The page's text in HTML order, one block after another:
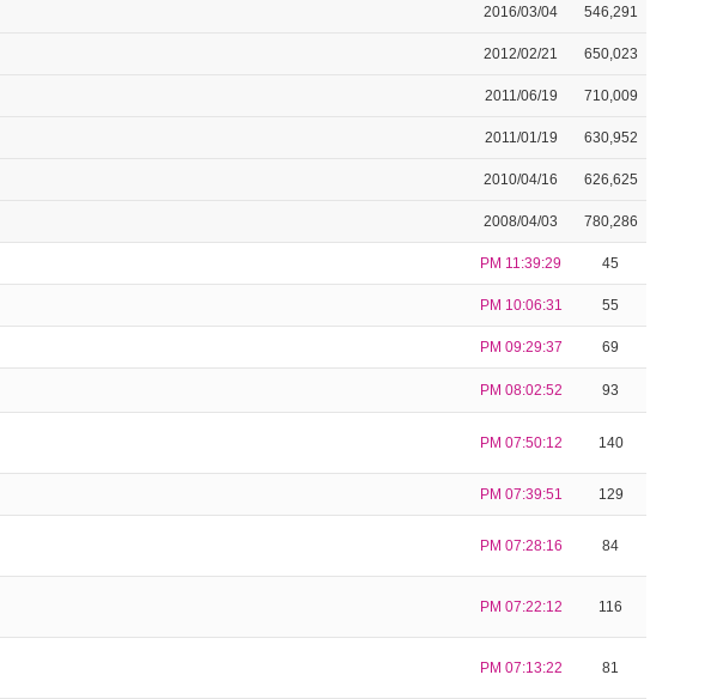
2016/03/04 546,291
2012/02/21 650,023
2011/06/19 710,009
2011/01/19 630,952
2010/04/16 626,625
2008/04/03 780,286
PM 11:39:29 45
PM 10:06:31 55
PM 09:29:37 69
PM 08:02:52 93
PM 07:50:12 140
PM 07:39:51 129
PM 07:28:16 84
PM 07:22:12 116
PM 07:13:22 81